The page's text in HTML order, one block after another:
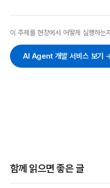
이 주제를 현장에서 어떻게 실행하는
AI Agent 개발 서비스 보기
함께 읽으면 좋은 글